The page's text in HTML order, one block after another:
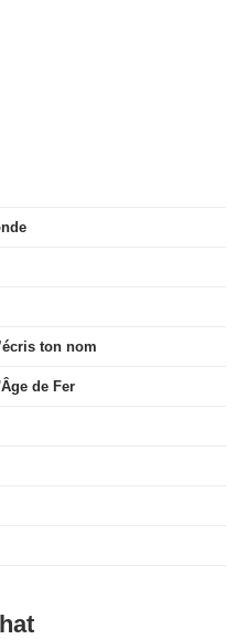
ton nom
de Fer